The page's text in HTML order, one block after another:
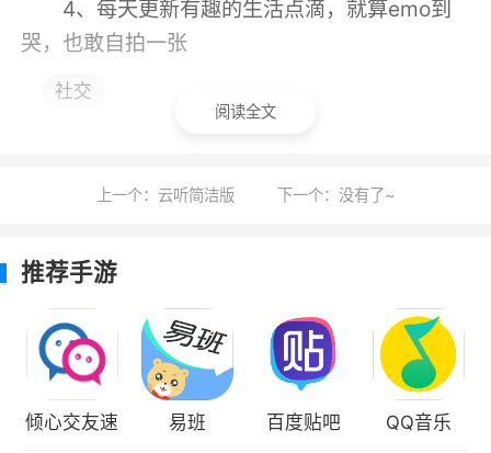
4、每天更新有趣的生活点滴，就算emo到
哭，也敢自拍一张
小编评价
样，甚至让我以为都是假人这上面的用户颜值都
2、带来了更多用户们喜欢的社交玩法和模
3、待审核#非常好玩希望可以一直玩下去不
会停止运营
社交
阅读全文
上一个：云听简洁版 下一个：没有了~
推荐手游
倾心交友速
易班 百度贴吧 QQ音乐